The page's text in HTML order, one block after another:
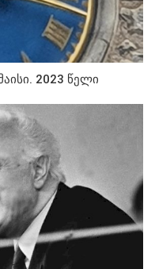
2023 წელი